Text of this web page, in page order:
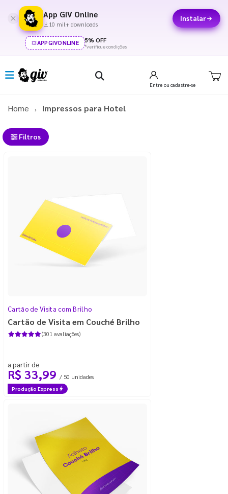
App GIV Online
10 mil+ downloads
Instalar
APPGIVONLINE 5% OFF
*verifique condições
Entre ou cadastre-se
Home Impressos para Hotel
Filtros
Cartão de Visita com Brilho
Cartão de Visita em Couché Brilho
(301 avaliações)
a partir de
R$ 33,99 / 50 unidades
Produção Express